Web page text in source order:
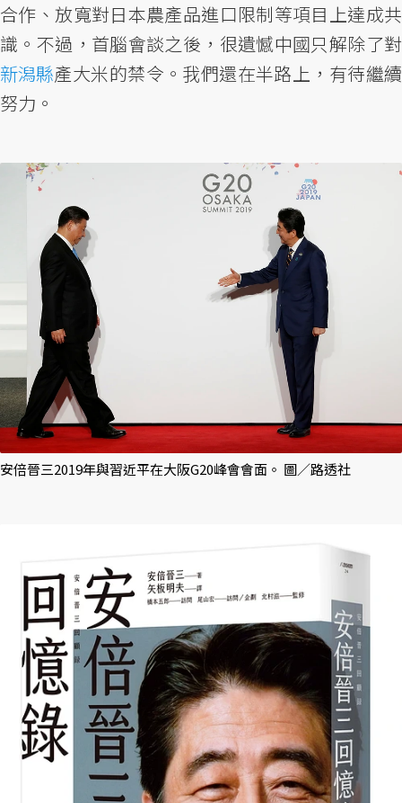
合作、放寬對日本農產品進口限制等項目上達成共
識。不過，首腦會談之後，很遺憾中國只解除了對
新潟縣產大米的禁令。我們還在半路上，有待繼續
努力。
安倍晉三2019年與習近平在大阪G20峰會會面。 圖／路透社